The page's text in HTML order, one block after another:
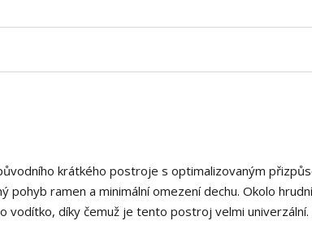
krátkého postroje s optimalizovaným
pohyb ramen a minimální omezení dechu. Okolo
vodítko, díky čemuž je tento postroj velmi univerzální.